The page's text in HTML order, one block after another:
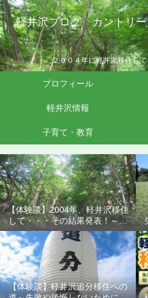
軽井沢ブログ カントリー
２００４年に軽井沢移住し
プロフィール
軽井沢情報
子育て・教育
【体験談】2004年、軽井沢移住
して・・・その結果発表！～失
敗や後悔しないために知ってお
きたいこと
【体験談】軽井沢追分移住への